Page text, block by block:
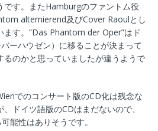
です。またHamburgのファントム役
alternierend及びCover Raoulとし
ます。”Das Phantom der Oper”はド
ーハウゼン）に移ることが決まって
るのかと思っていましたが違うようで
でのコンサート版のCD化は残念な
ドイツ語版のCDはまだないので、
能性はありそうです。